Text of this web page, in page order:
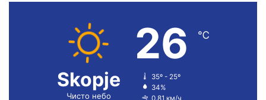
Skopje
Чисто небо
26 ℃
35º - 25º
34%
0.81 км/ч